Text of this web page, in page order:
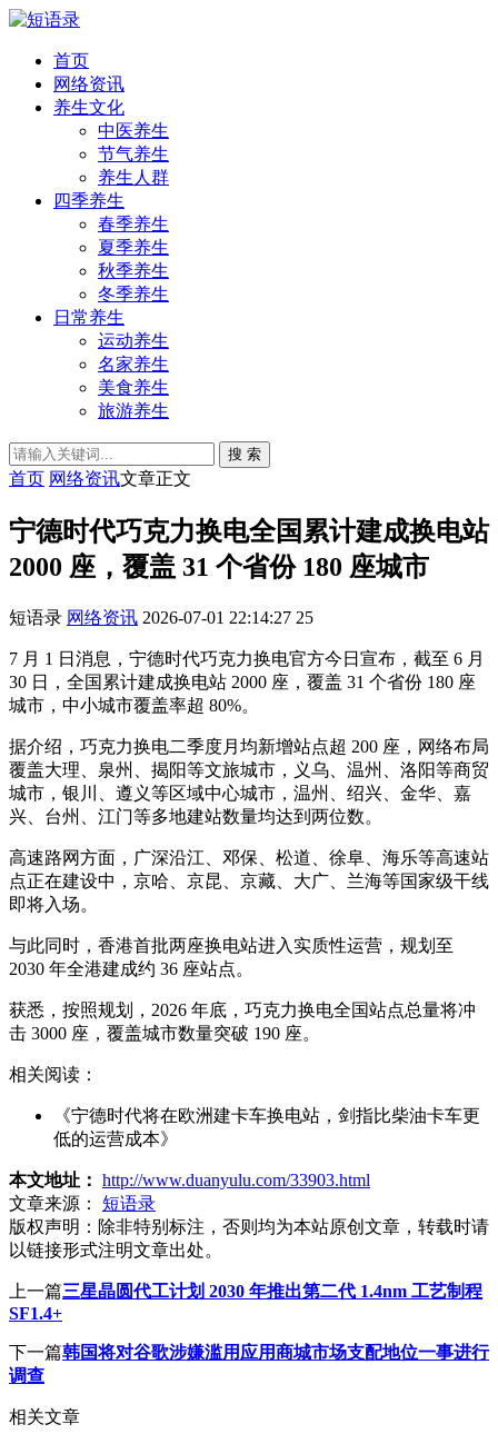
首页
网络资讯
养生文化
中医养生
节气养生
养生人群
四季养生
春季养生
夏季养生
秋季养生
冬季养生
日常养生
运动养生
名家养生
美食养生
旅游养生
搜 索
首页 网络资讯文章正文
宁德时代巧克力换电全国累计建成换电站
2000 座，覆盖 31 个省份 180 座城市
短语录 网络资讯 2026-07-01 22:14:27 25
7 月 1 日消息，宁德时代巧克力换电官方今日宣布，截至 6 月
30 日，全国累计建成换电站 2000 座，覆盖 31 个省份 180 座
城市，中小城市覆盖率超 80%。
据介绍，巧克力换电二季度月均新增站点超 200 座，网络布局
覆盖大理、泉州、揭阳等文旅城市，义乌、温州、洛阳等商贸
城市，银川、遵义等区域中心城市，温州、绍兴、金华、嘉
兴、台州、江门等多地建站数量均达到两位数。
高速路网方面，广深沿江、邓保、松道、徐阜、海乐等高速站
点正在建设中，京哈、京昆、京藏、大广、兰海等国家级干线
即将入场。
与此同时，香港首批两座换电站进入实质性运营，规划至
2030 年全港建成约 36 座站点。
获悉，按照规划，2026 年底，巧克力换电全国站点总量将冲
击 3000 座，覆盖城市数量突破 190 座。
相关阅读：
《宁德时代将在欧洲建卡车换电站，剑指比柴油卡车更
低的运营成本》
本文地址： http://www.duanyulu.com/33903.html
文章来源：
短语录
版权声明： 除非特别标注，否则均为本站原创文章，转载时请
以链接形式注明文章出处。
上一篇三星晶圆代工计划 2030 年推出第二代 1.4nm 工艺制程
SF1.4+
下一篇韩国将对谷歌涉嫌滥用应用商城市场支配地位一事进行
调查
相关文章